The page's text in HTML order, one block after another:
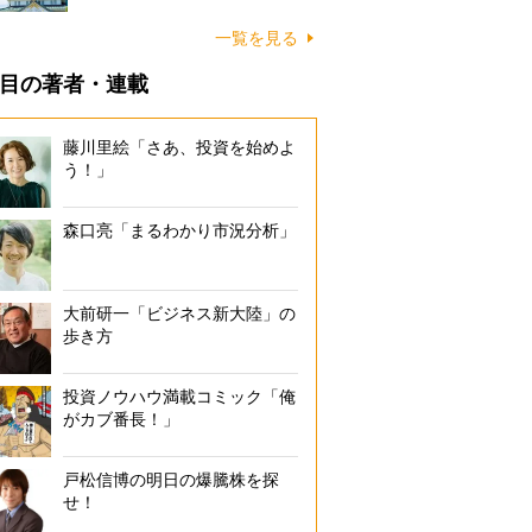
一覧を見る
の著者・連載
藤川里絵「さあ、投資を始めよ
う！」
森口亮「まるわかり市況分析」
大前研一「ビジネス新大陸」の
歩き方
投資ノウハウ満載コミック「俺
がカブ番長！」
戸松信博の明日の爆騰株を探
せ！